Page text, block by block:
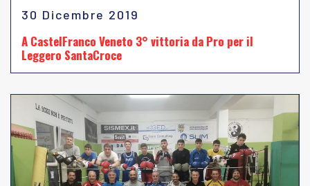
30 Dicembre 2019
A CastelFranco Veneto 3° vittoria da Pro per il
Leggero SantaCroce